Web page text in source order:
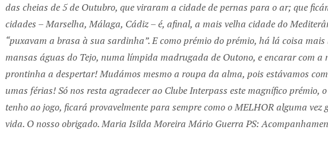
das cheias de 5 de Outubro, que viraram a cidade de pernas para o ar; que
cidades – Marselha, Málaga, Cádiz – é, afinal, a mais velha cidade do
“puxavam a brasa à sua sardinha”. E como prémio do prémio, há lá coisa
mansas águas do Tejo, numa límpida madrugada de Outono, e encarar com a
prontinha a despertar! Mudámos mesmo a roupa da alma, pois estávamos
umas férias! Só nos resta agradecer ao Clube Interpass este magnífico prémio,
tenho ao jogo, ficará provavelmente para sempre como o MELHOR alguma
vida. O nosso obrigado. Maria Isilda Moreira Mário Guerra PS: